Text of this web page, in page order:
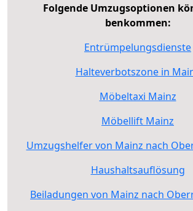
Folgende Umzugsoptionen
benkommen:
Entrümpelungsdienste
Halteverbotszone in
Möbeltaxi Mainz
Möbellift Mainz
Umzugshelfer von Mainz nach
Haushaltsauflösung
Beiladungen von Mainz nach